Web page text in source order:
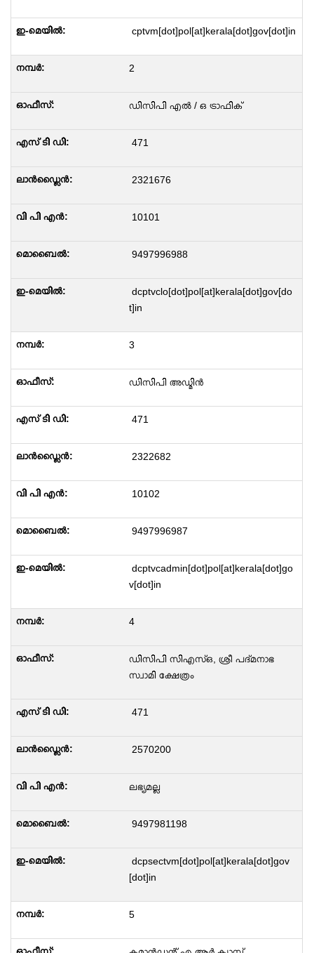
cptvm[dot]pol[at]kerala[dot]gov[dot]in
2
ഡിസിപി എൽ / ഒ ട്രാഫിക്
471
2321676
10101
9497996988
dcptvclo[dot]pol[at]kerala[dot]gov[do
t]in
3
ഡിസിപി അഡ്മിൻ
471
2322682
10102
9497996987
dcptvcadmin[dot]pol[at]kerala[dot]go
v[dot]in
4
ഡിസിപി സിഎസ്ഒ, ശ്രീ പദ്മനാഭ
സ്വാമി ക്ഷേത്രം
471
2570200
ലഭ്യമല്ല
9497981198
dcpsectvm[dot]pol[at]kerala[dot]gov
[dot]in
5